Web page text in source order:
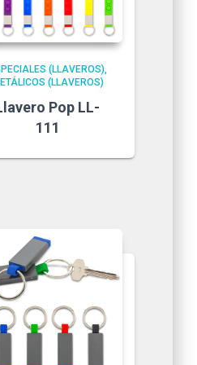
(LLAVEROS)
(LLAVEROS)
Pop LL-
111